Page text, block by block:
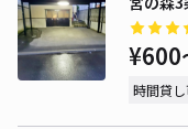
¥600
時間貸